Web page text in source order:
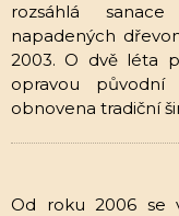
rozsáhlá
napadených
2003. O dvě léta
opravou
obnovena tradiční
Od roku 2006 se